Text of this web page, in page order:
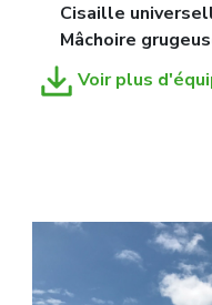
Cisaille
Mâchoire
Voir plus